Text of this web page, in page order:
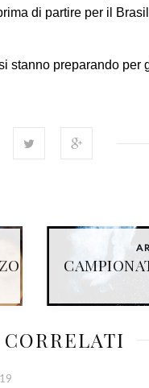
di partire per il
stanno preparando
CORRELATI